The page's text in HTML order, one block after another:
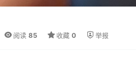
阅读 85 收藏 0 举报